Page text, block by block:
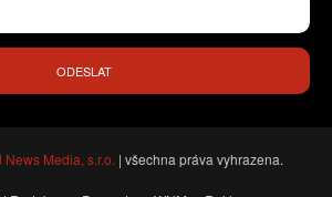
ODESLAT
News Media, s.r.o. | všechna práva vyhrazena.